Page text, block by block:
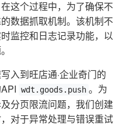
这个过程中，为了确保不
数据抓取机制。该机制不
监控和日志记录功能，以
入到旺店通·企业奇门的
wdt.goods.push 。为
分页限流问题，我们创建
对于异常处理与错误重试